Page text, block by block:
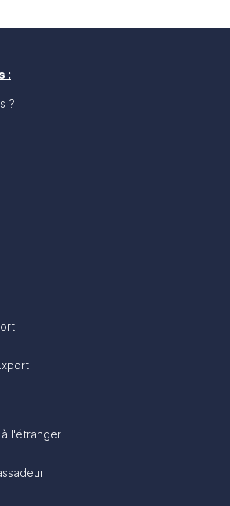
:
?
l'étranger